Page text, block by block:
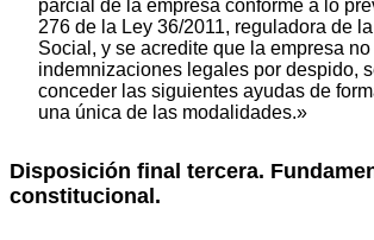
parcial de la empresa conforme a lo
276 de la Ley 36/2011, reguladora de
Social, y se acredite que la empresa
indemnizaciones legales por despido,
conceder las siguientes ayudas de
una única de las modalidades.»
Disposición final tercera.
constitucional.